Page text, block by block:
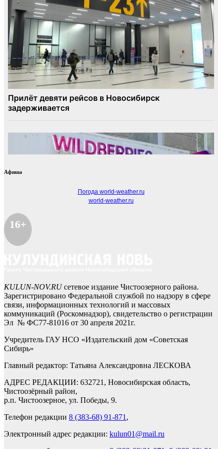
Афиша
Погода world-weather.ru
world-weather.ru
16+
KULUN-NOV.RUсетевое издание Чистоозерного района.
Зарегистрировано Федеральной службой по надзору в сфере
связи, информационных технологий и массовых
коммуникаций (Роскомнадзор), свидетельство о регистрации
Эл № ФС77-81016 от 30 апреля 2021г.
Учредитель ГАУ НСО «Издательский дом «Советская
Сибирь»
Главный редактор: Татьяна Александровна ЛЕСКОВА
АДРЕС РЕДАКЦИИ: 632721, Новосибирская область,
Чистоозёрный район,
р.п. Чистоозерное, ул. Победы, 9.
Телефон редакции 8 (383-68) 91-871 ,
Электронный адрес редакции: kulun01@mail.ru